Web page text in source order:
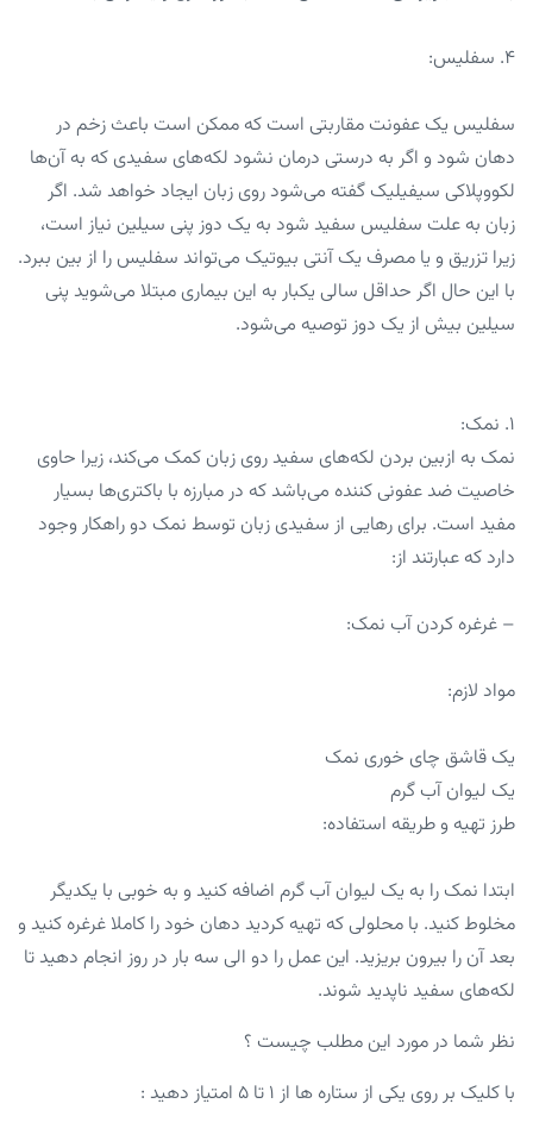
۴. سفلیس:
سفلیس یک عفونت مقاربتی است که ممکن است باعث زخم در
دهان شود و اگر به درستی درمان نشود لکه‌های سفیدی که به آن‌ها
لکووپلاکی سیفیلیک گفته می‌شود روی زبان ایجاد خواهد شد. اگر
زبان به علت سفلیس سفید شود به یک دوز پنی سیلین نیاز است،
زیرا تزریق و یا مصرف یک آنتی بیوتیک می‌تواند سفلیس را از بین ببرد.
با این حال اگر حداقل سالی یکبار به این بیماری مبتلا می‌شوید پنی
سیلین بیش از یک دوز توصیه می‌شود.
۱. نمک:
نمک به ازبین بردن لکه‌های سفید روی زبان کمک می‌کند، زیرا حاوی
خاصیت ضد عفونی کننده می‌باشد که در مبارزه با باکتری‌ها بسیار
مفید است. برای رهایی از سفیدی زبان توسط نمک دو راهکار وجود
دارد که عبارتند از:
– غرغره کردن آب نمک:
مواد لازم:
یک قاشق چای خوری نمک
یک لیوان آب گرم
طرز تهیه و طریقه استفاده:
ابتدا نمک را به یک لیوان آب گرم اضافه کنید و به خوبی با یکدیگر
مخلوط کنید. با محلولی که تهیه کردید دهان خود را کاملا غرغره کنید و
بعد آن را بیرون بریزید. این عمل را دو الی سه بار در روز انجام دهید تا
لکه‌های سفید ناپدید شوند.
نظر شما در مورد این مطلب چیست ؟
با کلیک بر روی یکی از ستاره ها از ۱ تا ۵ امتیاز دهید :